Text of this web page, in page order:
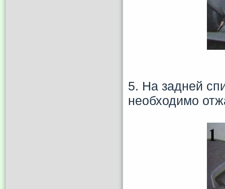
5. На задней
необходимо